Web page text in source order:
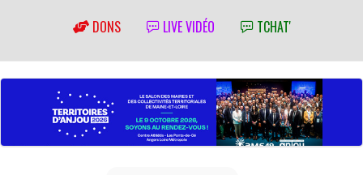
DONS LIVE VIDÉO TCHAT'